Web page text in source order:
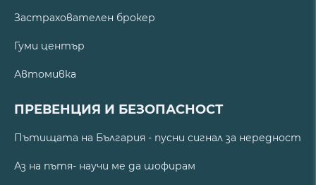
Застрахователен брокер
Гуми център
Автомивка
ПРЕВЕНЦИЯ И БЕЗОПАСНОСТ
Пътищата на България - пусни сигнал за нередност
Аз на пътя- научи ме да шофирам